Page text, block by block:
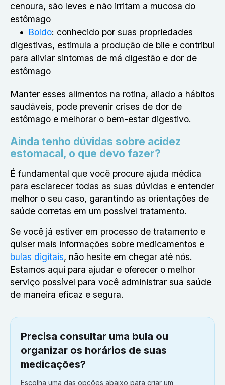
cenoura, são leves e não irritam a mucosa do
estômago
Boldo: conhecido por suas propriedades
digestivas, estimula a produção de bile e contribui
para aliviar sintomas de má digestão e dor de
estômago
Manter esses alimentos na rotina, aliado a hábitos
saudáveis, pode prevenir crises de dor de
estômago e melhorar o bem-estar digestivo.
Ainda tenho dúvidas sobre acidez
estomacal, o que devo fazer?
É fundamental que você procure ajuda médica
para esclarecer todas as suas dúvidas e entender
melhor o seu caso, garantindo as orientações de
saúde corretas em um possível tratamento.
Se você já estiver em processo de tratamento e
quiser mais informações sobre medicamentos e
bulas digitais, não hesite em chegar até nós.
Estamos aqui para ajudar e oferecer o melhor
serviço possível para você administrar sua saúde
de maneira eficaz e segura.
Precisa consultar uma bula ou
organizar os horários de suas
medicações?
Escolha uma das opções abaixo para criar um